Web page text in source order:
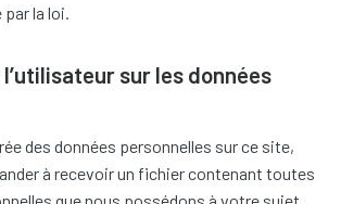
la loi.
sur les données
des données personnelles sur ce site,
à recevoir un fichier contenant toutes
que nous possédons à votre sujet,